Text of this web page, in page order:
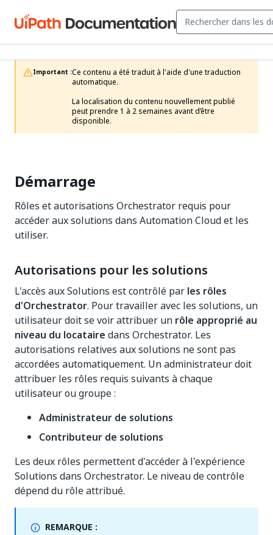
Important :Ce contenu a été traduit à l'aide d'une traduction
automatique.
La localisation du contenu nouvellement publié
peut prendre 1 à 2 semaines avant d’être
disponible.
Démarrage
Rôles et autorisations Orchestrator requis pour
accéder aux solutions dans Automation Cloud et les
utiliser.
Autorisations pour les solutions
L'accès aux Solutions est contrôlé par les rôles
d'Orchestrator. Pour travailler avec les solutions, un
utilisateur doit se voir attribuer un rôle approprié au
niveau du locataire dans Orchestrator. Les
autorisations relatives aux solutions ne sont pas
accordées automatiquement. Un administrateur doit
attribuer les rôles requis suivants à chaque
utilisateur ou groupe :
Administrateur de solutions
Contributeur de solutions
Les deux rôles permettent d'accéder à l'expérience
Solutions dans Orchestrator. Le niveau de contrôle
dépend du rôle attribué.
REMARQUE :